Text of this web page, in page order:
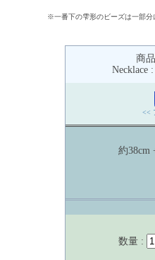
※一番下の雫形のビーズは一部分
商
Necklace
<<
約38cm
数量 :